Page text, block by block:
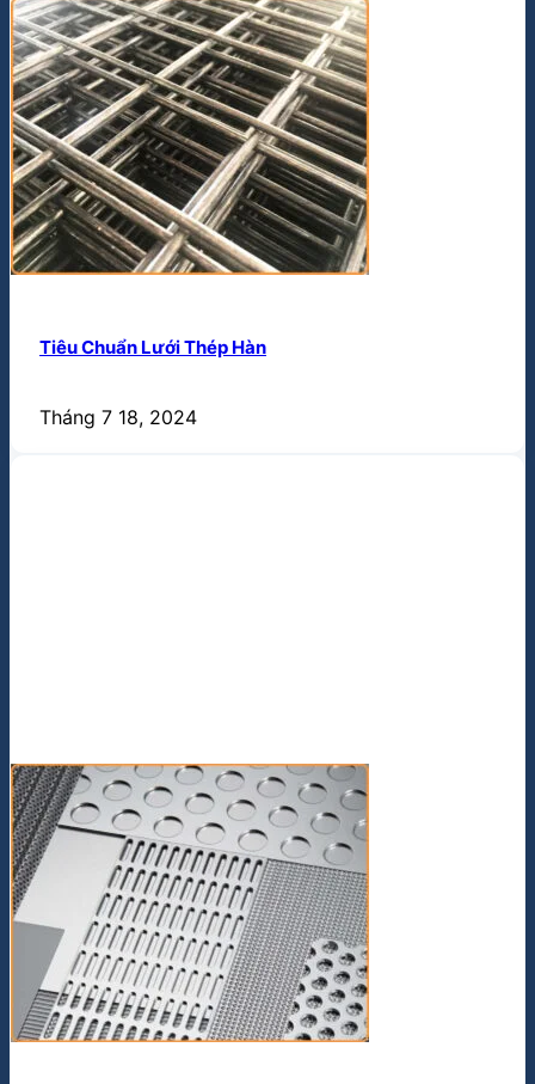
Tiêu Chuẩn Lưới Thép Hàn
Tháng 7 18, 2024